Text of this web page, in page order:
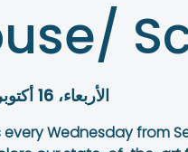
الأربعاء، 16 أكتوبر
Wednesday from